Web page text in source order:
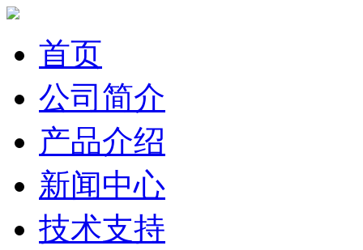
首页
公司简介
产品介绍
新闻中心
技术支持